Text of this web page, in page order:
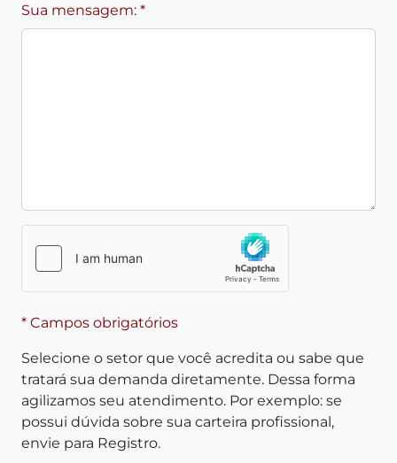
Sua mensagem: *
* Campos obrigatórios
Selecione o setor que você acredita ou sabe que
tratará sua demanda diretamente. Dessa forma
agilizamos seu atendimento. Por exemplo: se
possui dúvida sobre sua carteira profissional,
envie para Registro.